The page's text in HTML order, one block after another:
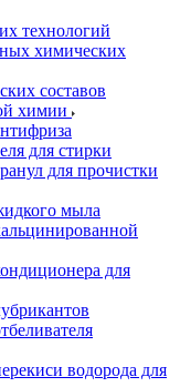
технологий
химических
составов
химии
для стирки
для прочистки
мыла
для
водорода для